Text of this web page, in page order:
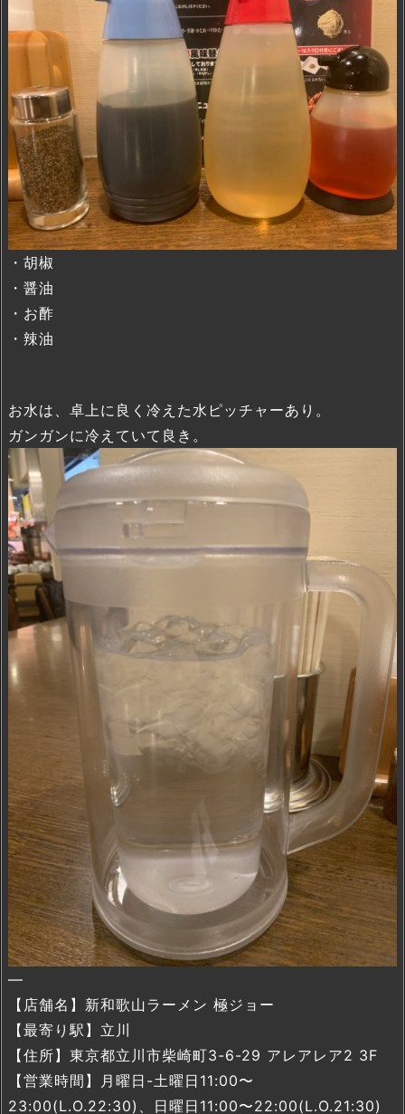
・胡椒
・醤油
・お酢
・辣油
お水は、卓上に良く冷えた水ピッチャーあり。
ガンガンに冷えていて良き。
—
【店舗名】新和歌山ラーメン 極ジョー
【最寄り駅】立川
【住所】東京都立川市柴崎町3-6-29 アレアレア2 3F
【営業時間】月曜日-土曜日11:00〜
23:00(L.O.22:30)、日曜日11:00〜22:00(L.O.21:30)